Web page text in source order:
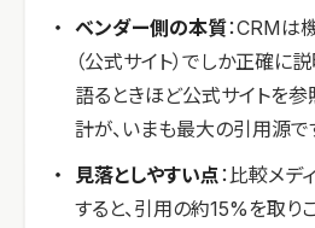
ベンダー側の本質：CRMは
（公式サイト）でしか正確
語るときほど公式サイトを
計が、いまも最大の引用源で
見落としやすい点 ：比較メデ
すると、引用の約15%を取りこ